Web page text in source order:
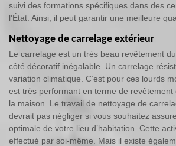
suivi des formations spécifiques dans des
l'État. Ainsi, il peut garantir une meilleure
Nettoyage de carrelage extérieur
Le carrelage est un très beau revêtement
côté décoratif inégalable. Un carrelage
variation climatique. C’est pour ces lourds
est très performant en terme de revêtement
la maison. Le travail de nettoyage de
devrait pas négliger si vous souhaitez
optimale de votre lieu d’habitation. Cette
effectué par soi-même. Mais il existe